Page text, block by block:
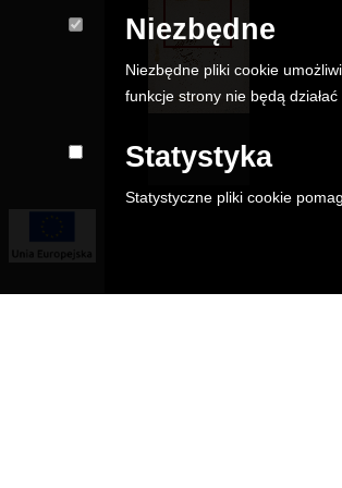
Niezbędne
Niezbędne pliki cookie
funkcje strony nie będą działać
Statystyka
Statystyczne pliki cookie